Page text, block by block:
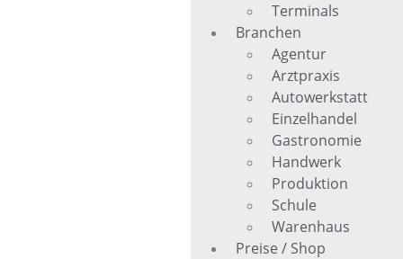
Terminals
Branchen
Agentur
Arztpraxis
Autowerkstatt
Einzelhandel
Gastronomie
Handwerk
Produktion
Schule
Warenhaus
Preise / Shop